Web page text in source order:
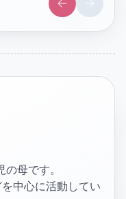
母です。
中心に活動してい